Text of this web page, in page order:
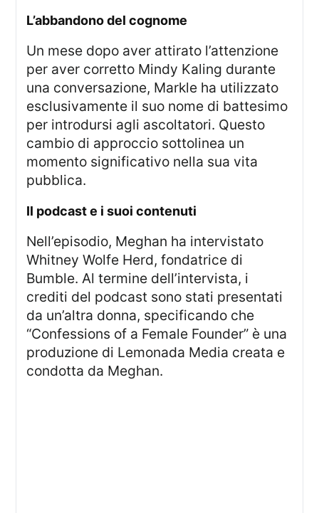
l’abbandono del cognome
Un mese dopo aver attirato l’attenzione
per aver corretto Mindy Kaling durante
una conversazione, Markle ha utilizzato
esclusivamente il suo nome di battesimo
per introdursi agli ascoltatori. Questo
cambio di approccio sottolinea un
momento significativo nella sua vita
pubblica.
il podcast e i suoi contenuti
Nell’episodio, Meghan ha intervistato
Whitney Wolfe Herd, fondatrice di
Bumble. Al termine dell’intervista, i
crediti del podcast sono stati presentati
da un’altra donna, specificando che
“Confessions of a Female Founder” è una
produzione di Lemonada Media creata e
condotta da Meghan.